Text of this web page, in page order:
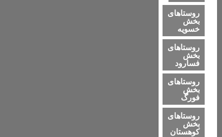
روستاهای
بخش
خسویه
روستاهای
بخش
فسارود
روستاهای
بخش
فورگ
روستاهای
بخش
کوهستان